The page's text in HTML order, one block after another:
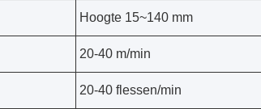
Hoogte 15~140 mm
20-40 m/min
20-40 flessen/min